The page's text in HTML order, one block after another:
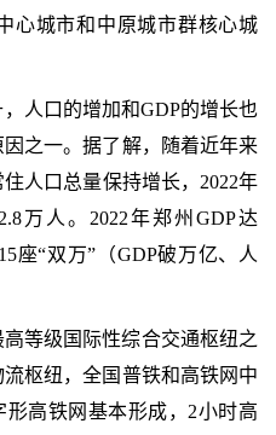
心城市和中原城市群核心城
人口的增加和GDP的增长也
之一。据了解，随着近年来
人口总量保持增长，2022年
万人。2022年郑州GDP达
座“双万”（GDP破万亿、人
等级国际性综合交通枢纽之
枢纽，全国普铁和高铁网中
形高铁网基本形成，2小时高